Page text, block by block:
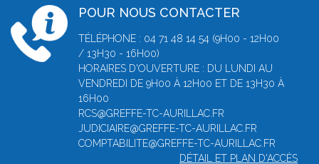
POUR NOUS CONTACTER
TÉLÉPHONE : 04 71 48 14 54 (9H00 - 12H00
/ 13H30 - 16H00)
HORAIRES D'OUVERTURE : DU LUNDI AU
VENDREDI DE 9H00 À 12H00 ET DE 13H30 À
16H00
RCS@GREFFE-TC-AURILLAC.FR
JUDICIAIRE@GREFFE-TC-AURILLAC.FR
COMPTABILITE@GREFFE-TC-AURILLAC.FR
DÉTAIL ET PLAN D'ACCÈS